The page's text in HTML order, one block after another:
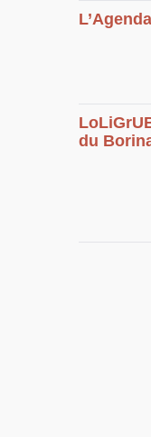
du